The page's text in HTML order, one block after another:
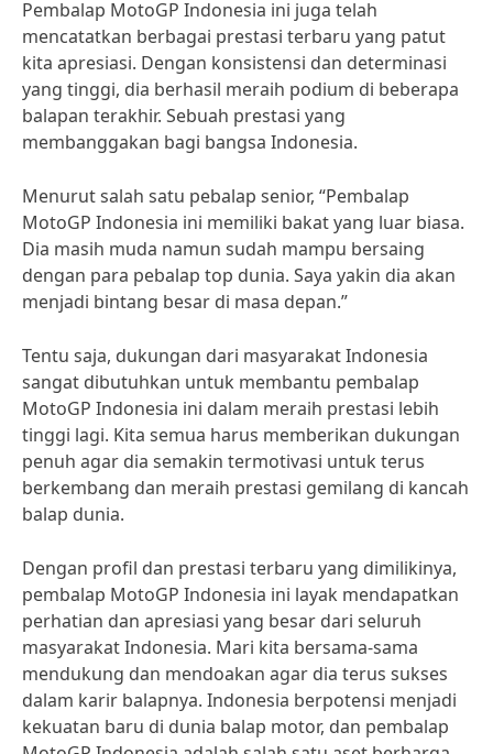
Pembalap MotoGP Indonesia ini juga telah
mencatatkan berbagai prestasi terbaru yang patut
kita apresiasi. Dengan konsistensi dan determinasi
yang tinggi, dia berhasil meraih podium di beberapa
balapan terakhir. Sebuah prestasi yang
membanggakan bagi bangsa Indonesia.
Menurut salah satu pebalap senior, “Pembalap
MotoGP Indonesia ini memiliki bakat yang luar biasa.
Dia masih muda namun sudah mampu bersaing
dengan para pebalap top dunia. Saya yakin dia akan
menjadi bintang besar di masa depan.”
Tentu saja, dukungan dari masyarakat Indonesia
sangat dibutuhkan untuk membantu pembalap
MotoGP Indonesia ini dalam meraih prestasi lebih
tinggi lagi. Kita semua harus memberikan dukungan
penuh agar dia semakin termotivasi untuk terus
berkembang dan meraih prestasi gemilang di kancah
balap dunia.
Dengan profil dan prestasi terbaru yang dimilikinya,
pembalap MotoGP Indonesia ini layak mendapatkan
perhatian dan apresiasi yang besar dari seluruh
masyarakat Indonesia. Mari kita bersama-sama
mendukung dan mendoakan agar dia terus sukses
dalam karir balapnya. Indonesia berpotensi menjadi
kekuatan baru di dunia balap motor, dan pembalap